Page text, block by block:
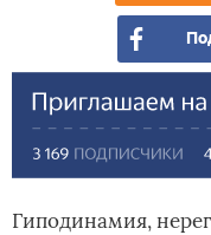
Гиподинамия,